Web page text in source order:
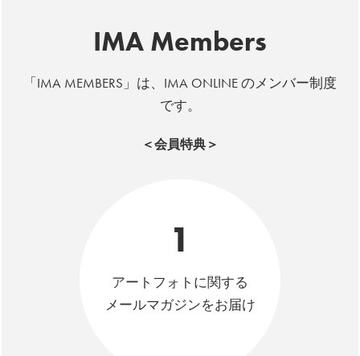
IMA Members
「IMA MEMBERS」は、IMA ONLINE のメンバー制度
です。
＜会員特典＞
1
アートフォトに関する
メールマガジンをお届け